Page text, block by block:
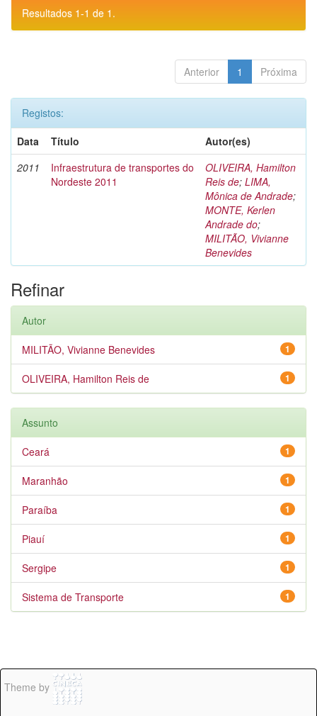
Resultados 1-1 de 1.
Anterior 1 Próxima
Registos:
Data
Título
Autor(es)
2011
Infraestrutura de transportes do
Nordeste 2011
OLIVEIRA, Hamilton
Reis de; LIMA,
Mônica de Andrade;
MONTE, Kerlen
Andrade do;
MILITÃO, Vivianne
Benevides
Refinar
Autor
1
MILITÃO, Vivianne Benevides
1
OLIVEIRA, Hamilton Reis de
Assunto
1
Ceará
1
Maranhão
1
Paraíba
1
Piauí
1
Sergipe
1
Sistema de Transporte
Theme by